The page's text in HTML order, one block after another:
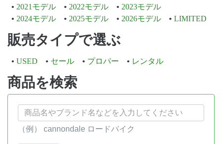
2021モデル
2022モデル
2023モデル
2024モデル
2025モデル 2026モデル LIMITED
販売タイプで選ぶ
USED セール プロパー レンタル
商品を検索
（例） cannondale ロードバイク